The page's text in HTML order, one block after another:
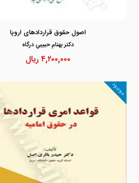
اصول حقوق قراردادهای اروپا
دكتر بهنام حبيبي درگاه
۴,۲۰۰,۰۰۰ریال
موجود